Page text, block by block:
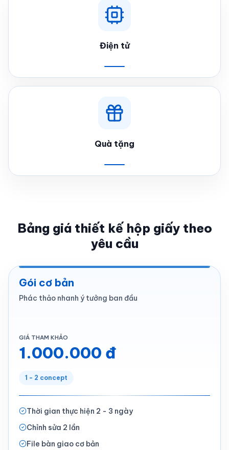
Điện tử
Quà tặng
Bảng giá thiết kế hộp giấy theo
yêu cầu
Gói cơ bản
Phác thảo nhanh ý tưởng ban đầu
GIÁ THAM KHẢO
1.000.000 đ
1 - 2 concept
Thời gian thực hiện 2 - 3 ngày
Chỉnh sửa 2 lần
File bàn giao cơ bản